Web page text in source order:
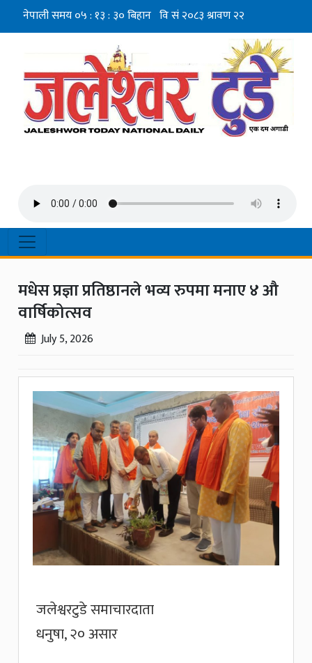
मधेस प्रज्ञा प्रतिष्ठानले भव्य रुपमा मनाए ४ औ
वार्षिकोत्सव
July 5, 2026
जलेश्वरटुडे समाचारदाता
धनुषा, २० असार